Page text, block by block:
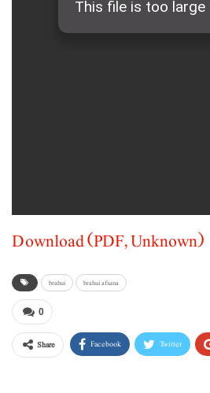
Download (PDF, Unknown)
brahui brahui afsana
0
Share Facebook Twitter